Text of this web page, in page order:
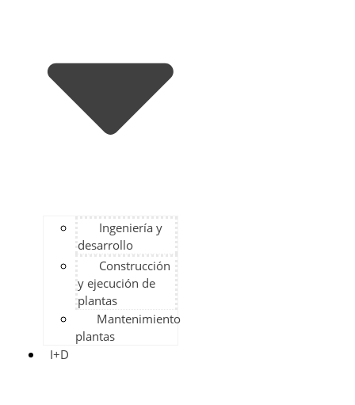
Ingeniería y
desarrollo
Construcción
y ejecución de
plantas
Mantenimiento
plantas
I+D